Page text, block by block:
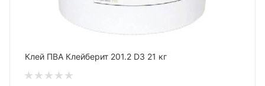
Клей ПВА Клейберит 201.2 D3 21 кг